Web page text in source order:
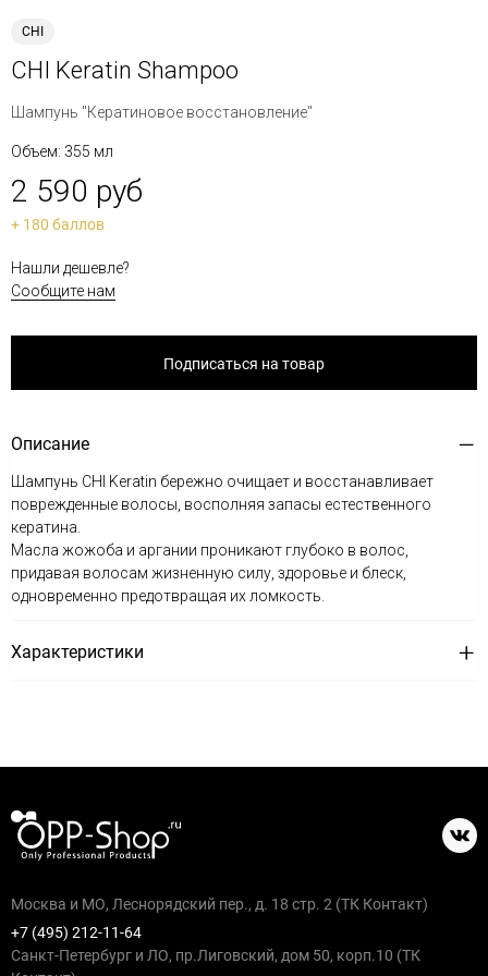
CHI
CHI Keratin Shampoo
Шампунь "Кератиновое восстановление"
Объем: 355 мл
2 590 руб
+ 180 баллов
Нашли дешевле?
Сообщите нам
Подписаться на товар
Описание
Шампунь CHI Keratin бережно очищает и восстанавливает
поврежденные волосы, восполняя запасы естественного
кератина.
Масла жожоба и аргании проникают глубоко в волос,
придавая волосам жизненную силу, здоровье и блеск,
одновременно предотвращая их ломкость.
Характеристики
Москва и МО, Леснорядский пер., д. 18 стр. 2 (ТК Контакт)
+7 (495) 212-11-64
Санкт-Петербург и ЛО, пр.Лиговский, дом 50, корп.10 (ТК